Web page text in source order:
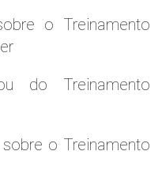
o Treinamento
do Treinamento
o Treinamento